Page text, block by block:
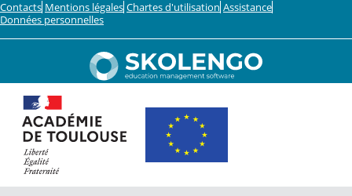
Contacts Mentions légales Chartes d'utilisation Assistance
Données personnelles